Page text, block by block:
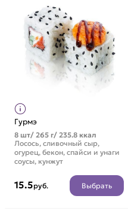
Гурмэ
8 шт/ 265 г/ 235.8 ккал
Лосось, сливочный сыр,
огурец, бекон, спайси и унаги
соусы, кунжут
15.5руб. Выбрать